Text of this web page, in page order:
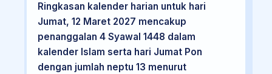
Ringkasan kalender harian untuk hari
Jumat, 12 Maret 2027 mencakup
penanggalan 4 Syawal 1448 dalam
kalender Islam serta hari Jumat Pon
dengan jumlah neptu 13 menurut